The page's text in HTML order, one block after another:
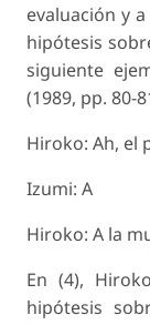
evaluación y
hipótesis
siguiente
(1989, pp. 80-
Hiroko: Ah, el
Izumi: A
Hiroko: A la
En (4),
hipótesis